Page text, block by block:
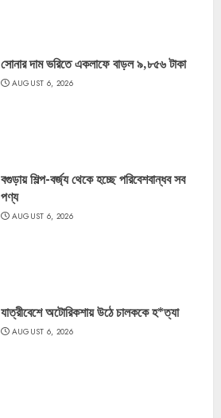
সোনার দাম ভরিতে একলাফে বাড়ল ৯,৮৫৬ টাকা
AUGUST 6, 2026
বগুড়ায় শিল্প-বর্জ্য থেকে হচ্ছে পরিবেশবান্ধব সব
পণ্য
AUGUST 6, 2026
যাত্রীবেশে অটোরিকশায় উঠে চালককে হ*ত্যা
AUGUST 6, 2026